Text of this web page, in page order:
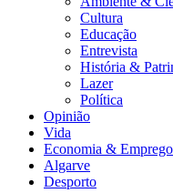
Cultura
Educação
Entrevista
História &
Lazer
Política
Opinião
Vida
Economia & Emprego
Algarve
Desporto